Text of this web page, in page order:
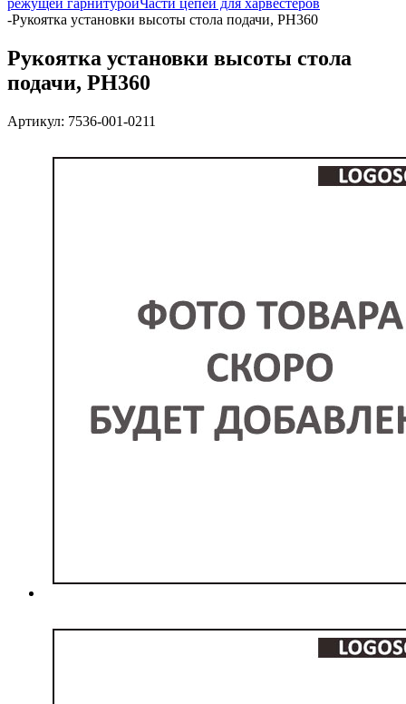
режущей гарнитуройЧасти цепей для харвестеров
-Рукоятка установки высоты стола подачи, PH360
Рукоятка установки высоты стола
подачи, PH360
Артикул: 7536-001-0211